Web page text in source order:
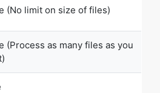
(No limit on size of files)
(Process as many files as you